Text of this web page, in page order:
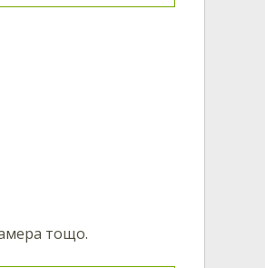
тощо.